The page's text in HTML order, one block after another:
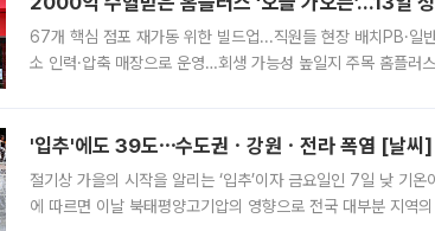
67개 핵심 점포 재가동 위한 빌드업...직원들 현장 배치PB·일
소 인력·압축 매장으로 운영…회생 가능성 높일지 주목 홈플러
'입추'에도 39도⋯수도권ㆍ강원ㆍ전라 폭염 [날씨]
절기상 가을의 시작을 알리는 ‘입추’이자 금요일인 7일 낮 기
에 따르면 이날 북태평양고기압의 영향으로 전국 대부분 지